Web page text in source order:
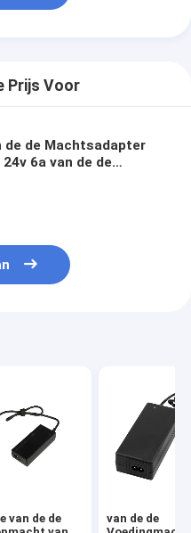
Prijs Voor
de de Machtsadapter
24v 6a van de de
van de de
van de de